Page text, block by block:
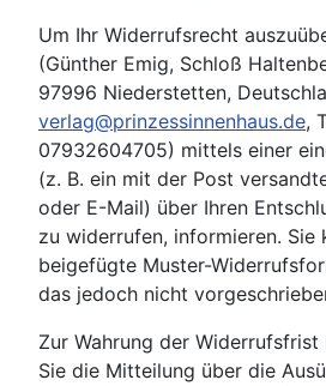
Um Ihr Widerrufsrecht
(Günther Emig, Schloß
97996 Niederstetten,
verlag@prinzessinnenhaus.de,
07932604705) mittels einer
(z. B. ein mit der Post
oder E-Mail) über Ihren
zu widerrufen, informieren. Sie
beigefügte Muster-
das jedoch nicht
Zur Wahrung der Widerrufsfrist
Sie die Mitteilung über die